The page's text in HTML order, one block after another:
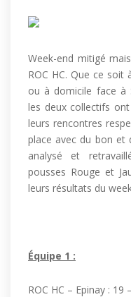
Week-end mitigé
ROC HC. Que ce soit
ou à domicile face à
les deux collectifs
leurs rencontres
place avec du bon et
analysé et
pousses Rouge et
leurs résultats du
Équipe 1 :
ROC HC – Epinay : 19